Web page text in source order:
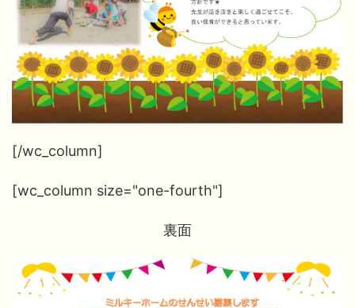
[/wc_column]
[wc_column size="one-fourth"]
裏面